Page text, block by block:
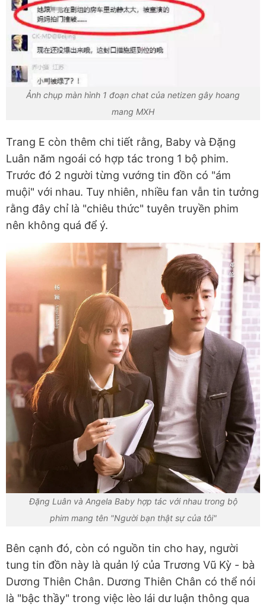
Ảnh chụp màn hình 1 đoạn chat của netizen gây hoang
mang MXH
Trang E còn thêm chi tiết rằng, Baby và Đặng
Luân năm ngoái có hợp tác trong 1 bộ phim.
Trước đó 2 người từng vướng tin đồn có "ám
muội" với nhau. Tuy nhiên, nhiều fan vẫn tin tưởng
rằng đây chỉ là "chiêu thức" tuyên truyền phim
nên không quá để ý.
Đặng Luân và Angela Baby hợp tác với nhau trong bộ
phim mang tên "Người bạn thật sự của tôi"
Bên cạnh đó, còn có nguồn tin cho hay, người
tung tin đồn này là quản lý của Trương Vũ Kỳ - bà
Dương Thiên Chân. Dương Thiên Chân có thể nói
là "bậc thầy" trong việc lèo lái dư luận thông qua